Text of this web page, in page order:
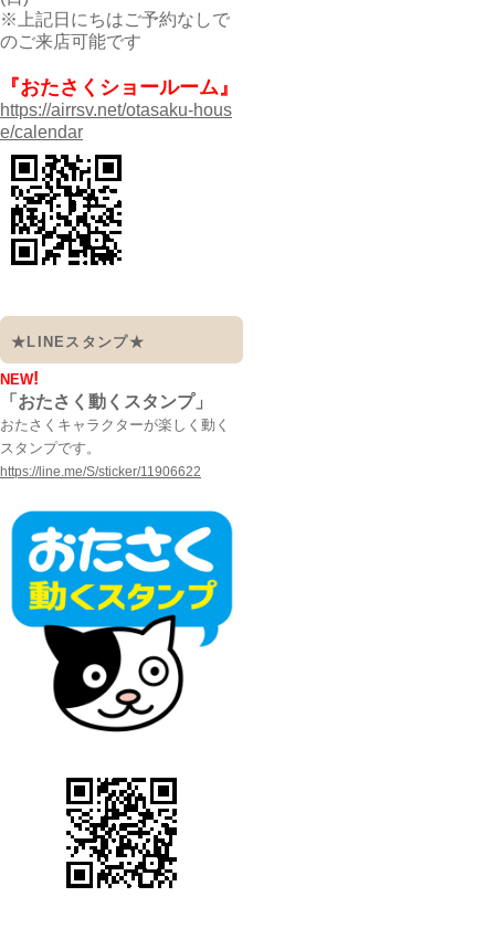
※上記日にちはご予約なしで
のご来店可能です
『おたさくショールーム』
https://airrsv.net/otasaku-hous
e/calendar
★LINEスタンプ★
NEW!
「おたさく動くスタンプ」
おたさくキャラクターが楽しく動く
スタンプです。
https://line.me/S/sticker/11906622